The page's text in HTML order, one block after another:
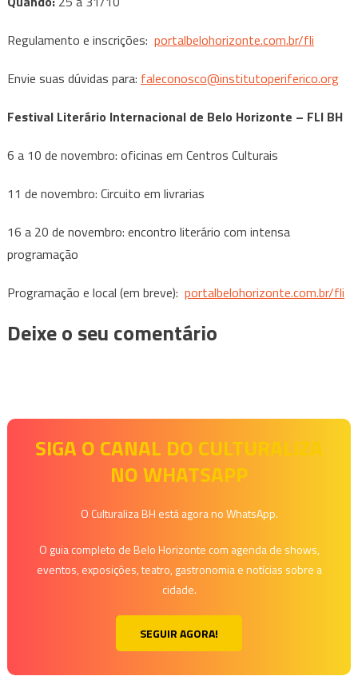
Regulamento e inscrições: portalbelohorizonte.com.br/fli
Envie suas dúvidas para: faleconosco@institutoperiferico.org
Festival Literário Internacional de Belo Horizonte – FLI BH
6 a 10 de novembro: oficinas em Centros Culturais
11 de novembro: Circuito em livrarias
16 a 20 de novembro: encontro literário com intensa
programação
Programação e local (em breve): portalbelohorizonte.com.br/fli
Deixe o seu comentário
SIGA O CANAL DO CULTURALIZA
NO WHATSAPP
O Culturaliza BH está agora no WhatsApp.
O guia completo de Belo Horizonte com agenda de shows,
eventos, exposições, teatro, gastronomia e notícias sobre a
cidade.
SEGUIR AGORA!